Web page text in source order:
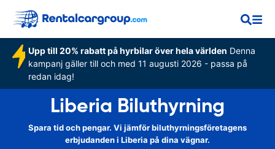
Upp till 20% rabatt på hyrbilar över hela världen Denna
kampanj gäller till och med 11 augusti 2026 - passa på
redan idag!
Liberia Biluthyrning
Spara tid och pengar. Vi jämför biluthyrningsföretagens
erbjudanden i Liberia på dina vägnar.